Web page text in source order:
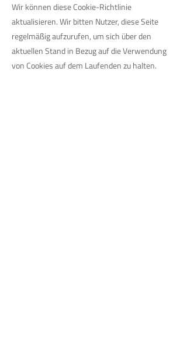
Wir können diese Cookie-Richtlinie
aktualisieren. Wir bitten Nutzer, diese Seite
regelmäßig aufzurufen, um sich über den
aktuellen Stand in Bezug auf die Verwendung
von Cookies auf dem Laufenden zu halten.